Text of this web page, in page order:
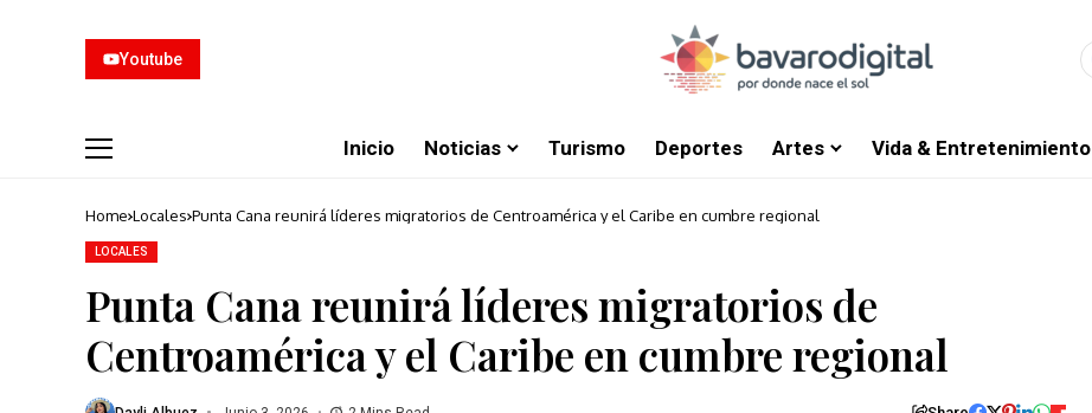
Youtube
Inicio Noticias Turismo Deportes Artes Vida & Entretenimiento
Home Locales Punta Cana reunirá líderes migratorios de Centroamérica y el Caribe en cumbre regional
LOCALES
Punta Cana reunirá líderes migratorios de
Centroamérica y el Caribe en cumbre regional